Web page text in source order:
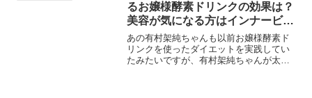
るお嬢様酵素ドリンクの効果は？
美容が気になる方はインナービュ
ーティーダイエット！
あの有村架純ちゃんも以前お嬢様酵素ド
リンクを使ったダイエットを実践してい
たみたいですが、有村架純ちゃんが太っ